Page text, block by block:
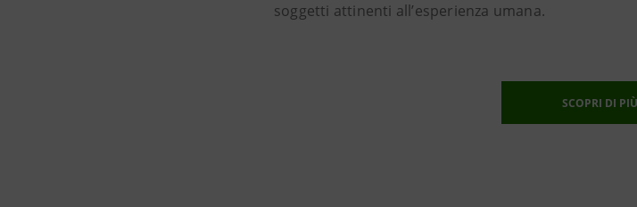
soggetti attinenti all’esperienza umana.
SCOPRI DI PIÙ